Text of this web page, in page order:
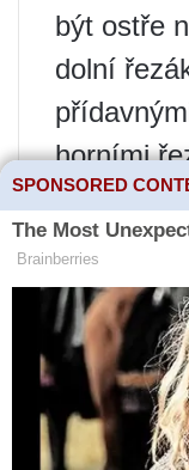
být ostře
dolní
horními
Kořeny
kosti (na
kořeny
čelisti)
Kořen
viditelný
SPONSORED